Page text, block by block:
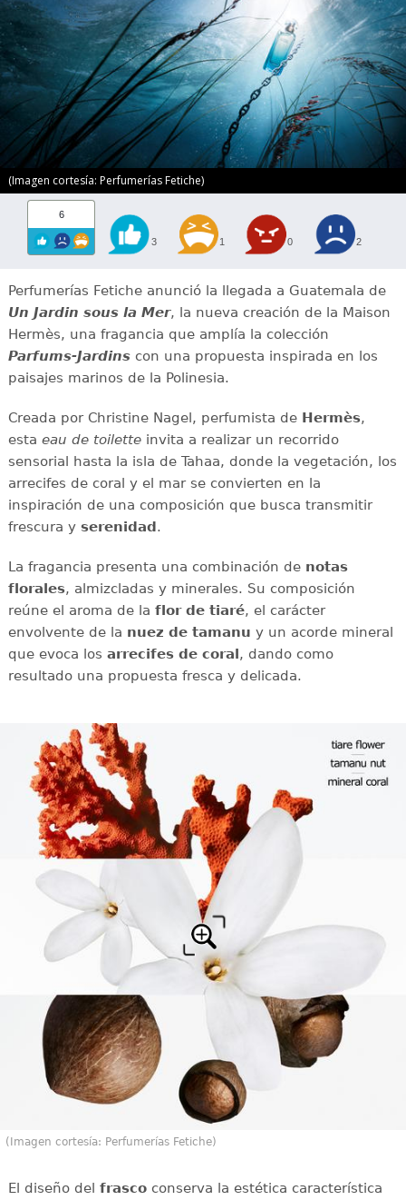
(Imagen cortesía: Perfumerías Fetiche)
6
3 1 0 2
Perfumerías Fetiche anunció la llegada a Guatemala de
Un Jardin sous la Mer, la nueva creación de la Maison
Hermès, una fragancia que amplía la colección
Parfums-Jardinscon una propuesta inspirada en los
paisajes marinos de la Polinesia.
Creada por Christine Nagel, perfumista de Hermès,
esta eau de toiletteinvita a realizar un recorrido
sensorial hasta la isla de Tahaa, donde la vegetación, los
arrecifes de coral y el mar se convierten en la
inspiración de una composición que busca transmitir
frescura y serenidad.
La fragancia presenta una combinación de notas
florales, almizcladas y minerales. Su composición
reúne el aroma de la flor de tiaré, el carácter
envolvente de la nuez de tamanu y un acorde mineral
que evoca los arrecifes de coral, dando como
resultado una propuesta fresca y delicada.
(Imagen cortesía: Perfumerías Fetiche)
El diseño del frascoconserva la estética característica